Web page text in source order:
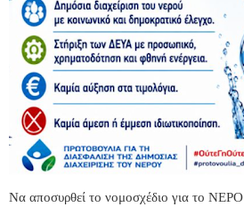
Να αποσυρθεί το νομοσχέδιο για το ΝΕΡΟ